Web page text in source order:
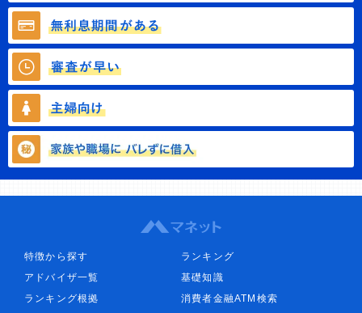
特徴から探す
ランキング
アドバイザ一覧
基礎知識
ランキング根拠
消費者金融ATM検索